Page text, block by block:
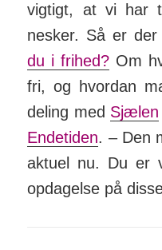
vigtigt, at vi har
nesker. Så er
du i frihed? Om
fri, og hvordan
deling med Sjælen
Endetiden. – Den
aktuel nu. Du er
opdagelse på